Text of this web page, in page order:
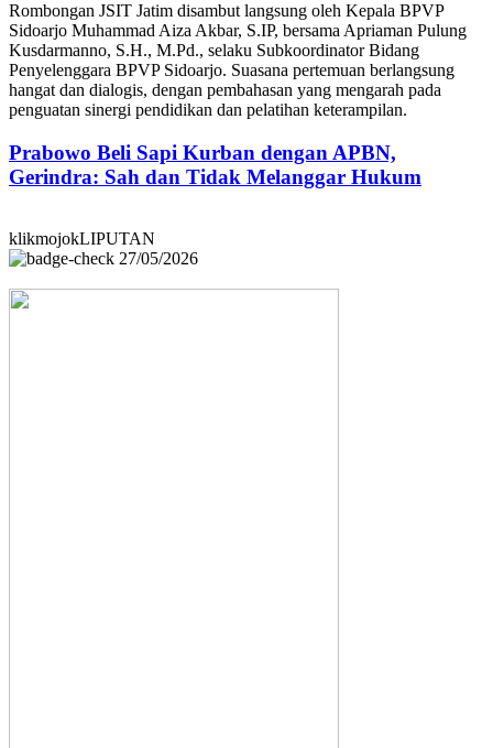
Rombongan JSIT Jatim disambut langsung oleh Kepala BPVP
Sidoarjo Muhammad Aiza Akbar, S.IP, bersama Apriaman Pulung
Kusdarmanno, S.H., M.Pd., selaku Subkoordinator Bidang
Penyelenggara BPVP Sidoarjo. Suasana pertemuan berlangsung
hangat dan dialogis, dengan pembahasan yang mengarah pada
penguatan sinergi pendidikan dan pelatihan keterampilan.
Prabowo Beli Sapi Kurban dengan APBN,
Gerindra: Sah dan Tidak Melanggar Hukum
klikmojokLIPUTAN
27/05/2026